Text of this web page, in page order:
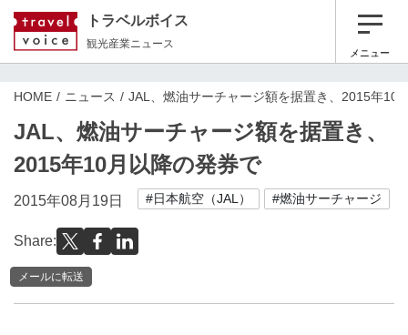
トラベルボイス
観光産業ニュース
メニュー
HOME ニュース JAL、燃油サーチャージ額を据置き、2015年10
JAL、燃油サーチャージ額を据置き、
2015年10月以降の発券で
2015年08月19日 #日本航空（JAL） #燃油サーチャージ
Share:
メールに転送